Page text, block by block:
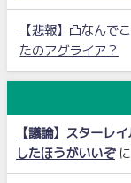
【悲報】凸なんで
たのアグライア？
【議論】スターレ
したほうがいいぞに